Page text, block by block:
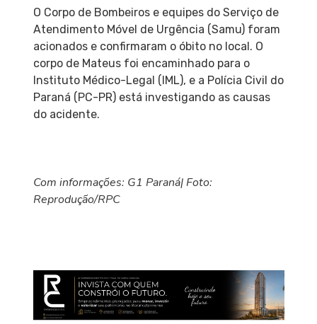
O Corpo de Bombeiros e equipes do Serviço de
Atendimento Móvel de Urgência (Samu) foram
acionados e confirmaram o óbito no local. O
corpo de Mateus foi encaminhado para o
Instituto Médico-Legal (IML), e a Polícia Civil do
Paraná (PC-PR) está investigando as causas
do acidente.
Com informações: G1 Paraná| Foto:
Reprodução/RPC